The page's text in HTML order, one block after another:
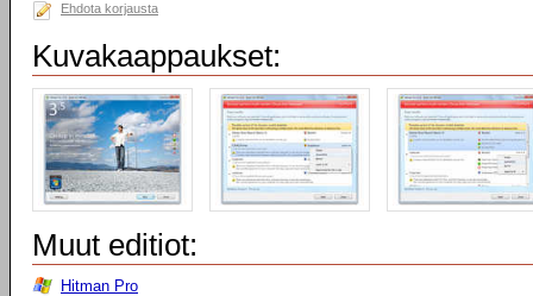
Ehdota korjausta
Kuvakaappaukset:
Muut editiot:
Hitman Pro